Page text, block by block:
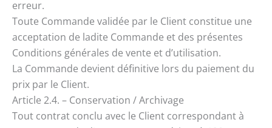
erreur.
Toute Commande validée par le Client constitue une
acceptation de ladite Commande et des présentes
Conditions générales de vente et d’utilisation.
La Commande devient définitive lors du paiement du
prix par le Client.
Article 2.4. – Conservation / Archivage
Tout contrat conclu avec le Client correspondant à